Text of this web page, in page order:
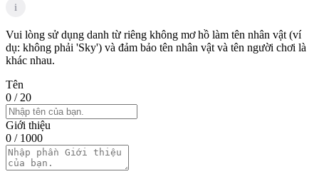
i
Vui lòng sử dụng danh từ riêng không mơ hồ làm tên nhân vật (ví
dụ: không phải 'Sky') và đảm bảo tên nhân vật và tên người chơi là
khác nhau.
Tên
0 / 20
Giới thiệu
0 / 1000